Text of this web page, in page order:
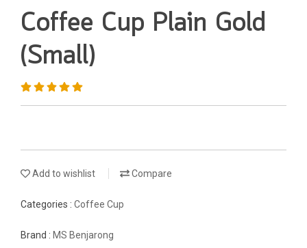
Coffee Cup Plain Gold
(Small)
Add to wishlist Compare
Categories : Coffee Cup
Brand : MS Benjarong